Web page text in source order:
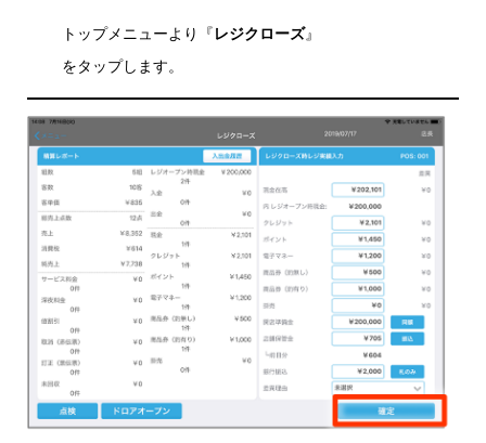
トップメニューより『レジクローズ』
をタップします。